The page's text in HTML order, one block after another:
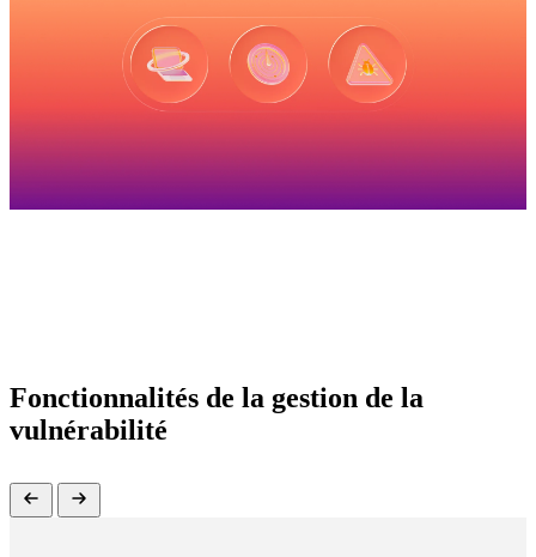
Fonctionnalités de la gestion de la
vulnérabilité